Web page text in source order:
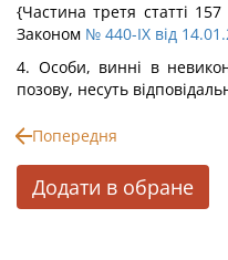
{Частина третя статті
Законом № 440-IX від
4. Особи, винні в
позову, несуть
Попередня
Додати в обране